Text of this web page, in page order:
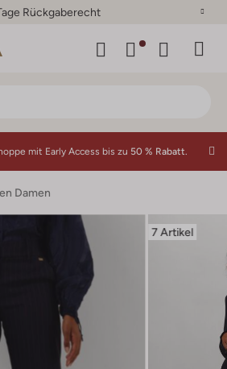
Rückgaberecht
mit Early Access bis zu 50 % Rabatt.
Damen
7 Artikel